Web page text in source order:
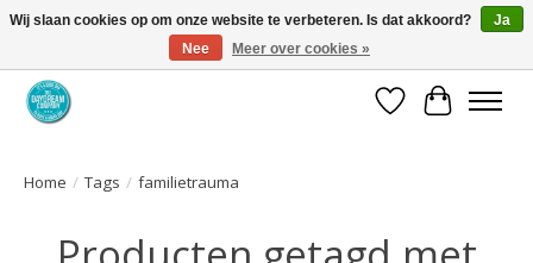
Coaching via download. Effectief en voordelig.
Verlanglijst
Home / Tags / familietrauma
Wij slaan cookies op om onze website te verbeteren. Is dat akkoord?
Ja
Nee
Meer over cookies »